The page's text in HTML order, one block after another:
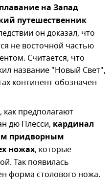
на Запад
путешественник
он доказал, что
не восточной частью
Считается, что
название "Новый Свет",
континент обозначен
как предполагают
дю Плесси, кардинал
придворным
ножах, которые
Так появилась
форма столового ножа.